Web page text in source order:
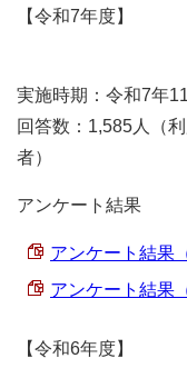
【令和7年度】
実施時期：令和7年
回答数：1,585人（
者）
アンケート結果
アンケート結果
アンケート結果
【令和6年度】